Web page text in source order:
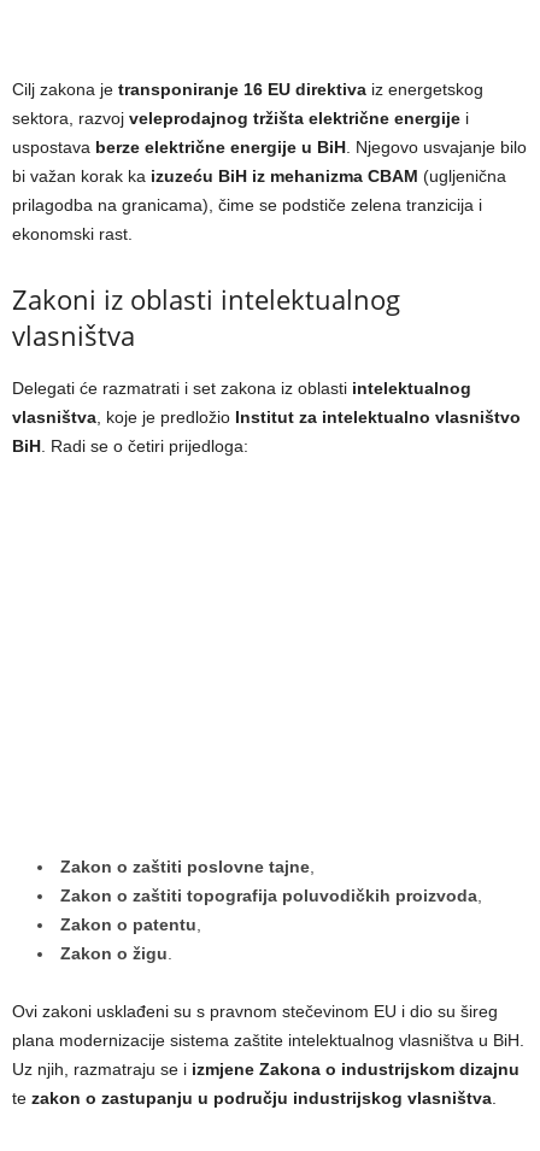
Cilj zakona je transponiranje 16 EU direktiva iz energetskog
sektora, razvoj veleprodajnog tržišta električne energije i
uspostava berze električne energije u BiH. Njegovo usvajanje bilo
bi važan korak ka izuzeću BiH iz mehanizma CBAM (ugljenična
prilagodba na granicama), čime se podstiče zelena tranzicija i
ekonomski rast.
Zakoni iz oblasti intelektualnog
vlasništva
Delegati će razmatrati i set zakona iz oblasti intelektualnog
vlasništva, koje je predložio Institut za intelektualno vlasništvo
BiH. Radi se o četiri prijedloga:
Zakon o zaštiti poslovne tajne,
Zakon o zaštiti topografija poluvodičkih proizvoda,
Zakon o patentu,
Zakon o žigu.
Ovi zakoni usklađeni su s pravnom stečevinom EU i dio su šireg
plana modernizacije sistema zaštite intelektualnog vlasništva u BiH.
Uz njih, razmatraju se i izmjene Zakona o industrijskom dizajnu
te zakon o zastupanju u području industrijskog vlasništva.